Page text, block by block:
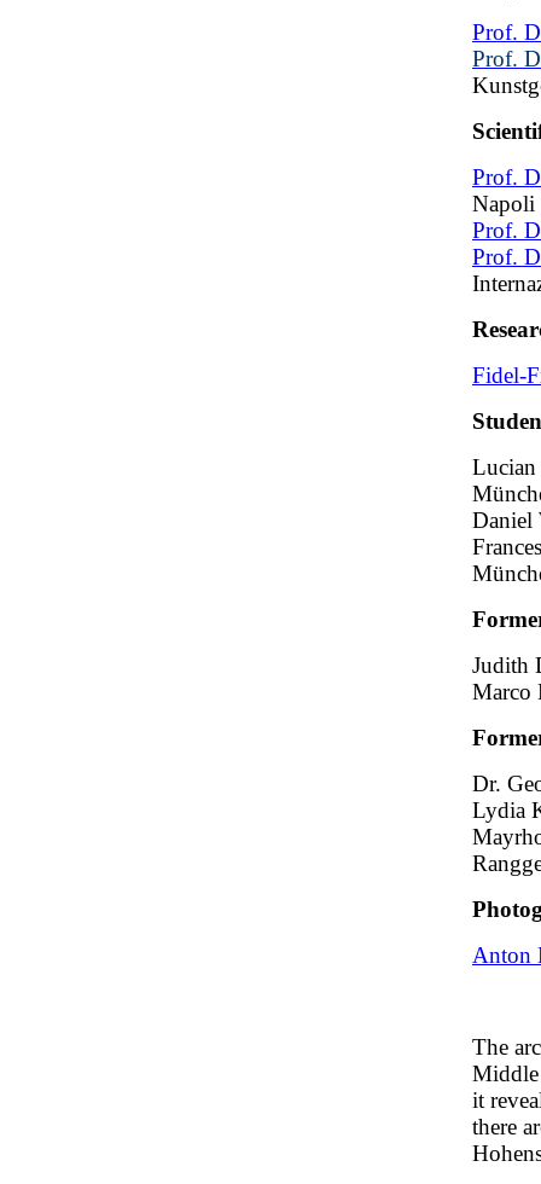
Prof.
Prof.
Prof.
Napoli
Prof.
Prof.
Fidel-
Lucian
Daniel
Judith
Marco
Dr.
Lydia
Anton
The
Middle
it
there